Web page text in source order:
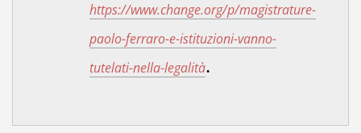
https://www.change.org/p/magistrature-
paolo-ferraro-e-istituzioni-vanno-
tutelati-nella-legalità.